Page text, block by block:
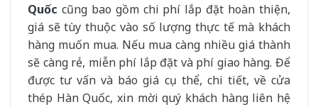
Quốc cũng bao gồm chi phí lắp đặt hoàn thiện,
giá sẽ tùy thuộc vào số lượng thực tế mà khách
hàng muốn mua. Nếu mua càng nhiều giá thành
sẽ càng rẻ, miễn phí lắp đặt và phí giao hàng. Để
được tư vấn và báo giá cụ thể, chi tiết, về cửa
thép Hàn Quốc, xin mời quý khách hàng liên hệ